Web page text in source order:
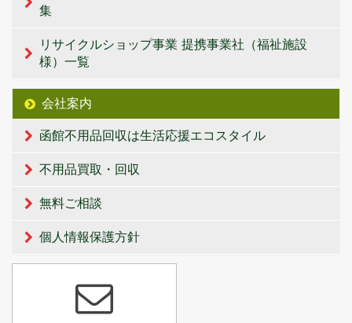
集
リサイクルショップ事業 提携事業社（福祉施設
様）一覧
会社案内
函館不用品回収は生活応援エコスタイル
不用品買取・回収
無料ご相談
個人情報保護方針